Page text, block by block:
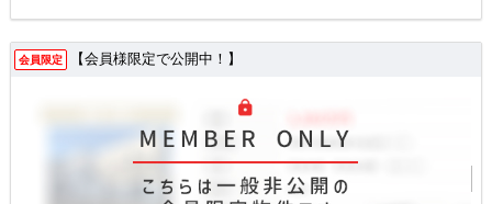
会員限定 【会員様限定で公開中！】